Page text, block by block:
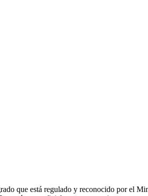
que está regulado y reconocido por el